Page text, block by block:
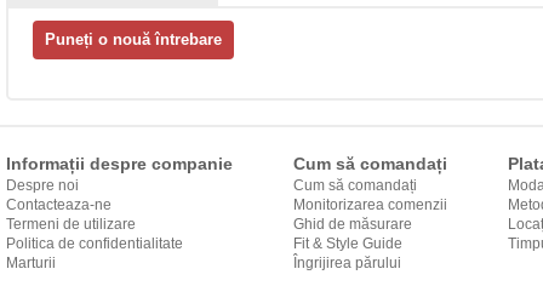
Informații despre companie
Despre noi
Contacteaza-ne
Termeni de utilizare
Politica de confidentialitate
Marturii
Cum să comandați
Cum să comandați
Monitorizarea comenzii
Ghid de măsurare
Fit & Style Guide
Îngrijirea părului
către